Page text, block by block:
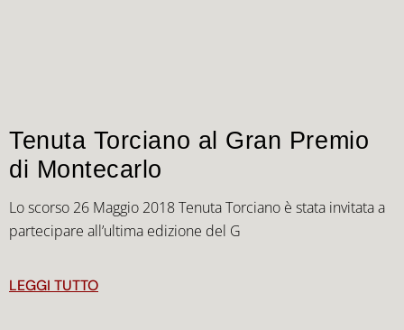
Tenuta Torciano al Gran Premio
di Montecarlo
Lo scorso 26 Maggio 2018 Tenuta Torciano è stata invitata a
partecipare all’ultima edizione del G
LEGGI TUTTO